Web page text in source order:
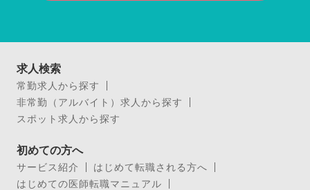
求人検索
常勤求人から探す
非常勤（アルバイト）求人から探す
スポット求人から探す
初めての方へ
サービス紹介
はじめて転職される方へ
はじめての医師転職マニュアル